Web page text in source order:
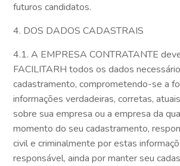
futuros candidatos.
4. DOS DADOS CADASTRAIS
4.1. A EMPRESA CONTRATANTE
FACILITARH todos os dados
cadastramento, comprometendo-se a
informações verdadeiras, corretas,
sobre sua empresa ou a empresa da
momento do seu cadastramento,
civil e criminalmente por estas
responsável, ainda por manter seu